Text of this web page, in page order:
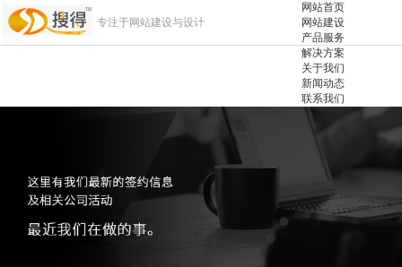
专注于网站建设与设计
网站首页
网站建设
产品服务
解决方案
关于我们
新闻动态
联系我们